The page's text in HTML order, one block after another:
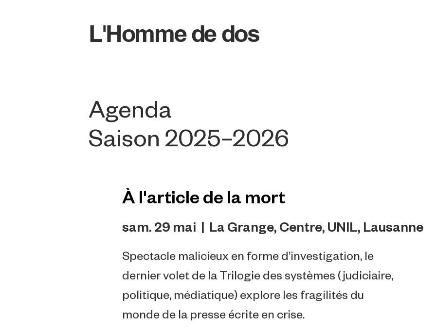
L'Homme de dos
Agenda
Saison 2025–2026
À l'article de la mort
sam. 29 mai
  |
La Grange, Centre, UNIL, Lausanne
Spectacle malicieux en forme d’investigation, le
dernier volet de la Trilogie des systèmes (judiciaire,
politique, médiatique) explore les fragilités du
monde de la presse écrite en crise.